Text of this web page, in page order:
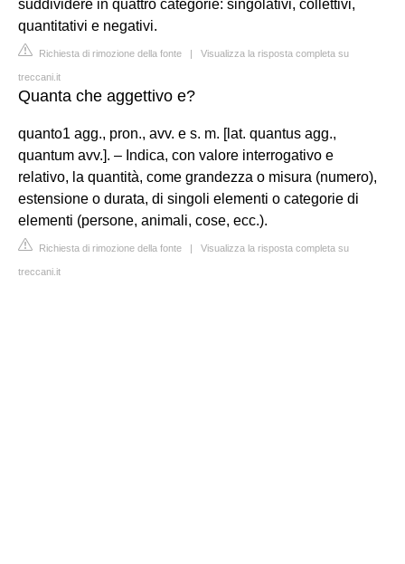
suddividere in quattro categorie: singolativi, collettivi,
quantitativi e negativi.
Richiesta di rimozione della fonte | Visualizza la risposta completa su
treccani.it
Quanta che aggettivo e?
quanto1 agg., pron., avv. e s. m. [lat. quantus agg.,
quantum avv.]. – Indica, con valore interrogativo e
relativo, la quantità, come grandezza o misura (numero),
estensione o durata, di singoli elementi o categorie di
elementi (persone, animali, cose, ecc.).
Richiesta di rimozione della fonte | Visualizza la risposta completa su
treccani.it